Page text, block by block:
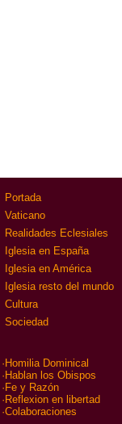
Portada
Vaticano
Realidades Eclesiales
Iglesia en España
Iglesia en América
Iglesia resto del mundo
Cultura
Sociedad
· Homilia Dominical
· Hablan los Obispos
· Fe y Razón
· Reflexion en libertad
·Colaboraciones